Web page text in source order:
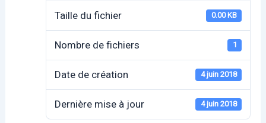
Taille du fichier 0.00 KB
Nombre de fichiers 1
Date de création 4 juin 2018
Dernière mise à jour 4 juin 2018